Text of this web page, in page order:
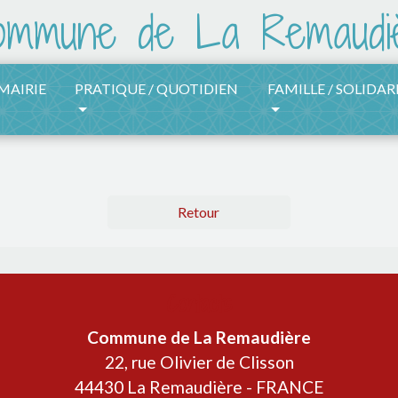
PRATIQUE / QUOTIDIEN FAMILLE /
Retour
Commune de La Remaudière
22, rue Olivier de Clisson
44430 La Remaudière - FRANCE